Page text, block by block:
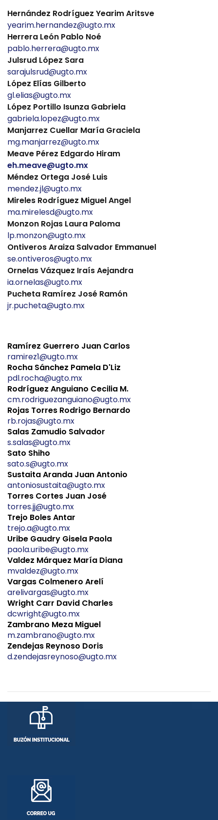
Hernández Rodríguez Yearim Aritsve
yearim.hernandez@ugto.mx
Herrera León Pablo Noé
pablo.herrera@ugto.mx
Julsrud López Sara
sarajulsrud@ugto.mx
López Elías Gilberto
gl.elias@ugto.mx
López Portillo Isunza Gabriela
gabriela.lopez@ugto.mx
Manjarrez Cuellar María Graciela
mg.manjarrez@ugto.mx
Meave Pérez Edgardo Hiram
eh.meave@ugto.mx
Méndez Ortega José Luis
mendez.jl@ugto.mx
Mireles Rodríguez Miguel Angel
ma.mirelesd@ugto.mx
Monzon Rojas Laura Paloma
lp.monzon@ugto.mx
Ontiveros Araiza Salvador Emmanuel
se.ontiveros@ugto.mx
Ornelas Vázquez Iraís Aejandra
ia.ornelas@ugto.mx
Pucheta Ramírez José Ramón
jr.pucheta@ugto.mx
Ramírez Guerrero Juan Carlos
ramirez1@ugto.mx
Rocha Sánchez Pamela D'Liz
pdl.rocha@ugto.mx
Rodríguez Anguiano Cecilia M.
cm.rodriguezanguiano@ugto.mx
Rojas Torres Rodrigo Bernardo
rb.rojas@ugto.mx
Salas Zamudio Salvador
s.salas@ugto.mx
Sato Shiho
sato.s@ugto.mx
Sustaita Aranda Juan Antonio
antoniosustaita@ugto.mx
Torres Cortes Juan José
torres.jj@ugto.mx
Trejo Boles Antar
trejo.a@ugto.mx
Uribe Gaudry Gisela Paola
paola.uribe@ugto.mx
Valdez Márquez María Diana
mvaldez@ugto.mx
Vargas Colmenero Arelí
arelivargas@ugto.mx
Wright Carr David Charles
dcwright@ugto.mx
Zambrano Meza Miguel
m.zambrano@ugto.mx
Zendejas Reynoso Doris
d.zendejasreynoso@ugto.mx